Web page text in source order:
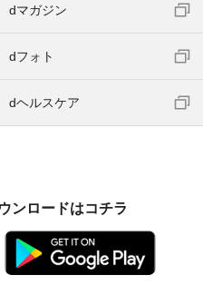
dマガジン
dフォト
dヘルスケア
ンロードはコチラ